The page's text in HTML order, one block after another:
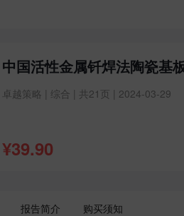
中国活性金属钎焊法陶瓷基
卓越策略 | 综合 | 共21页 | 2024-03-29
¥39.90
报告简介 购买须知